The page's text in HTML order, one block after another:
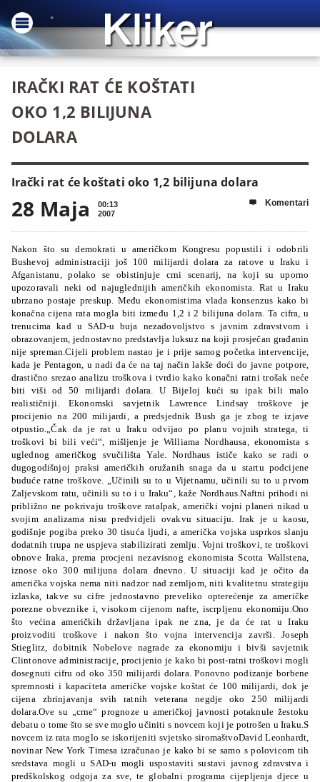
IRAČKI RAT ĆE KOŠTATI
OKO 1,2 BILIJUNA
DOLARA
Irački rat će koštati oko 1,2 bilijuna dolara
28 Maja
00:13
2007
 Komentari
Nakon što su demokrati u američkom Kongresu popustili i odobrili
Bushevoj administraciji još 100 milijardi dolara za ratove u Iraku i
Afganistanu, polako se obistinjuje crni scenarij, na koji su uporno
upozoravali neki od najuglednijih američkih ekonomista. Rat u Iraku
ubrzano postaje preskup. Među ekonomistima vlada konsenzus kako bi
konačna cijena rata mogla biti između 1,2 i 2 bilijuna dolara. Ta cifra, u
trenucima kad u SAD-u buja nezadovoljstvo s javnim zdravstvom i
obrazovanjem, jednostavno predstavlja luksuz na koji prosječan građanin
nije spreman.Cijeli problem nastao je i prije samog početka intervencije,
kada je Pentagon, u nadi da će na taj način lakše doći do javne potpore,
drastično srezao analizu troškova i tvrdio kako konačni ratni trošak neće
biti viši od 50 milijardi dolara. U Bijeloj kući su ipak bili malo
realističniji. Ekonomski savjetnik Lawrence Lindsay troškove je
procijenio na 200 milijardi, a predsjednik Bush ga je zbog te izjave
otpustio.„Čak da je rat u Iraku odvijao po planu vojnih stratega, ti
troškovi bi bili veći“, mišljenje je Williama Nordhausa, ekonomista s
uglednog američkog svučilišta Yale. Nordhaus ističe kako se radi o
dugogodišnjoj praksi američkih oružanih snaga da u startu podcijene
buduće ratne troškove. „Učinili su to u Vijetnamu, učinili su to u prvom
Zaljevskom ratu, učinili su to i u Iraku“, kaže Nordhaus.Naftni prihodi ni
približno ne pokrivaju troškove rataIpak, američki vojni planeri nikad u
svojim analizama nisu predvidjeli ovakvu situaciju. Irak je u kaosu,
godišnje pogiba preko 30 tisuća ljudi, a američka vojska usprkos slanju
dodatnih trupa ne uspjeva stabilizirati zemlju. Vojni troškovi, te troškovi
obnove Iraka, prema procjeni nezavisnog ekonomista Scotta Wallstena,
iznose oko 300 milijuna dolara dnevno. U situaciji kad je očito da
američka vojska nema niti nadzor nad zemljom, niti kvalitetnu strategiju
izlaska, takve su cifre jednostavno preveliko opterećenje za američke
porezne obveznike i, visokom cijenom nafte, iscrpljenu ekonomiju.Ono
što većina američkih državljana ipak ne zna, je da će rat u Iraku
proizvoditi troškove i nakon što vojna intervencija završi. Joseph
Stieglitz, dobitnik Nobelove nagrade za ekonomiju i bivši savjetnik
Clintonove administracije, procijenio je kako bi post-ratni troškovi mogli
dosegnuti cifru od oko 350 milijardi dolara. Ponovno podizanje borbene
spremnosti i kapaciteta američke vojske koštat će 100 milijardi, dok je
cijena zbrinjavanja svih ratnih veterana negdje oko 250 milijardi
dolara.Ove su „crne“ prognoze u američkoj javnosti potaknule žestoku
debatu o tome što se sve moglo učiniti s novcem koji je potrošen u Iraku.S
novcem iz rata moglo se iskorijeniti svjetsko siromaštvoDavid Leonhardt,
novinar New York Timesa izračunao je kako bi se samo s polovicom tih
sredstava mogli u SAD-u mogli uspostaviti sustavi javnog zdravstva i
predškolskog odgoja za sve, te globalni programa cijepljenja djece u